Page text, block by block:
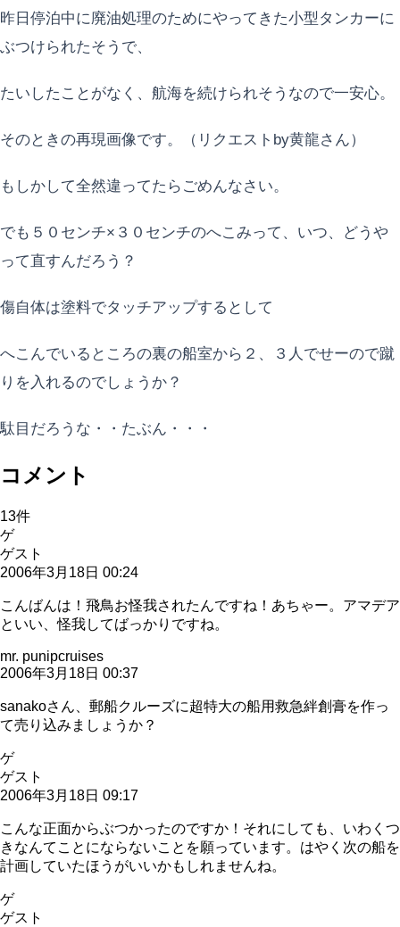
昨日停泊中に廃油処理のためにやってきた小型タンカーに
ぶつけられたそうで、
たいしたことがなく、航海を続けられそうなので一安心。
そのときの再現画像です。（リクエストby黄龍さん）
もしかして全然違ってたらごめんなさい。
でも５０センチ×３０センチのへこみって、いつ、どうや
って直すんだろう？
傷自体は塗料でタッチアップするとして
へこんでいるところの裏の船室から２、３人でせーので蹴
りを入れるのでしょうか？
駄目だろうな・・たぶん・・・
コメント
13件
ゲ
ゲスト
2006年3月18日 00:24
こんばんは！飛鳥お怪我されたんですね！あちゃー。アマデア
といい、怪我してばっかりですね。
mr. punipcruises
2006年3月18日 00:37
sanakoさん、郵船クルーズに超特大の船用救急絆創膏を作っ
て売り込みましょうか？
ゲ
ゲスト
2006年3月18日 09:17
こんな正面からぶつかったのですか！それにしても、いわくつ
きなんてことにならないことを願っています。はやく次の船を
計画していたほうがいいかもしれませんね。
ゲ
ゲスト